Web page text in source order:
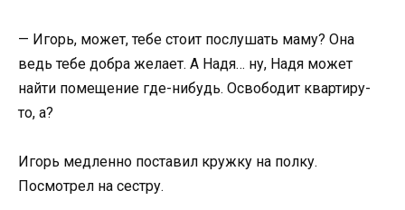
— Игорь, может, тебе стоит послушать маму? Она
ведь тебе добра желает. А Надя… ну, Надя может
найти помещение где-нибудь. Освободит квартиру-
то, а?
Игорь медленно поставил кружку на полку.
Посмотрел на сестру.